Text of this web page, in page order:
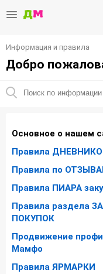
Информация и правила
Добро
Основное о нашем
Правила
Правила по
Правила ПИАРА
Правила раздела
ПОКУПОК
Продвижение
Мамфо
Правила ЯРМАРКИ